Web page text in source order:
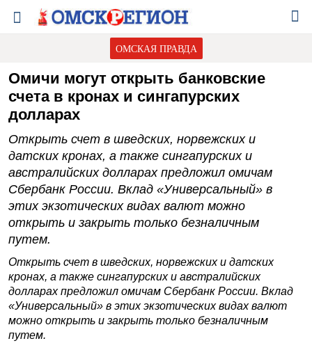
ОМСКАЯ ПРАВДА
Омичи могут открыть банковские
счета в кронах и сингапурских
долларах
Открыть счет в шведских, норвежских и
датских кронах, а также сингапурских и
австралийских долларах предложил омичам
Сбербанк России. Вклад «Универсальный» в
этих экзотических видах валют можно
открыть и закрыть только безналичным
путем.
Открыть счет в шведских, норвежских и датских
кронах, а также сингапурских и австралийских
долларах предложил омичам Сбербанк России. Вклад
«Универсальный» в этих экзотических видах валют
можно открыть и закрыть только безналичным
путем.